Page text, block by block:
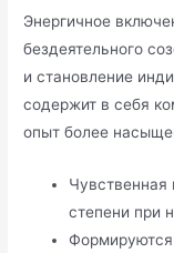
Энергичное
бездеятельного
и становление
содержит в себя
опыт более
Чувственная
степени при
Формируются